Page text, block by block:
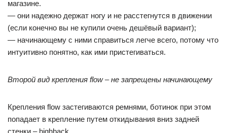
магазине.
— они надежно держат ногу и не расстегнутся в движении
(если конечно вы не купили очень дешёвый вариант);
— начинающему с ними справиться легче всего, потому что
интуитивно понятно, как ими пристегиваться.
Второй вид крепления flow – не запрещены начинающему
Крепления flow застегиваются ремнями, ботинок при этом
попадает в крепление путем откидывания вниз задней
стенки – highback.